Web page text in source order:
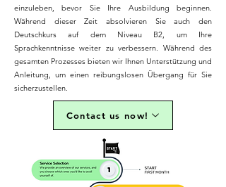
einzuleben, bevor Sie Ihre Ausbildung beginnen.
Während dieser Zeit absolvieren Sie auch den
Deutschkurs auf dem Niveau B2, um Ihre
Sprachkenntnisse weiter zu verbessern. Während des
gesamten Prozesses bieten wir Ihnen Unterstützung und
Anleitung, um einen reibungslosen Übergang für Sie
sicherzustellen.
Contact us now!